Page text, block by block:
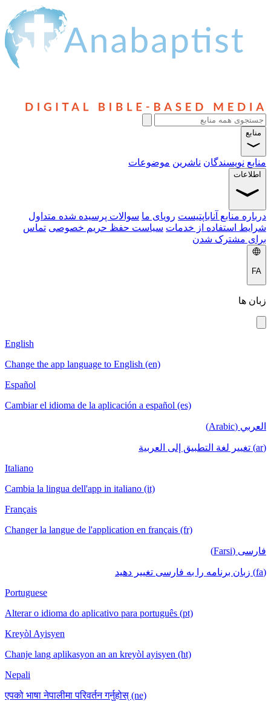
منابع
منابع نویسندگان ناشرین موضوعات
اطلاعات
درباره منابع آناباپتیست رویای ما سوالات پرسیده شده متداول
شرایط استفاده از خدمات سیاست حفظ حریم خصوصی تماس
برای مشترک شدن
FA
زبان ها
English
Change the app language to English (en)
Español
Cambiar el idioma de la aplicación a español (es)
العربي (Arabic)
(ar) تغيير لغة التطبيق إلى العربية
Italiano
Cambia la lingua dell'app in italiano (it)
Français
Changer la langue de l'application en français (fr)
فارسی (Farsi)
(fa) زبان برنامه را به فارسی تغییر دهید
Portuguese
Alterar o idioma do aplicativo para português (pt)
Kreyòl Ayisyen
Chanje lang aplikasyon an an kreyòl ayisyen (ht)
Nepali
एपको भाषा नेपालीमा परिवर्तन गर्नुहोस् (ne)